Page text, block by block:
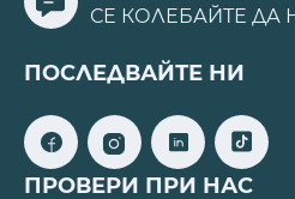
СЕ КОЛЕБАЙТЕ ДА
ПОСЛЕДВАЙТЕ НИ
ПРОВЕРИ ПРИ НАС